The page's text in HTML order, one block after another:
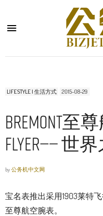
LIFESTYLE | 生活方式 2015-08-29
BREMONT至
FLYER—— 世
by公务机中文网
宝名表推出采用1903莱特
至尊航空腕表。